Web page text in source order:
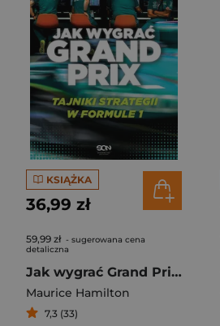
KSIĄŻKA
36,99 zł
59,99 zł - sugerowana cena
detaliczna
Jak wygrać Grand Prix. Tajniki strategii w F1
Maurice Hamilton
7,3 (33)